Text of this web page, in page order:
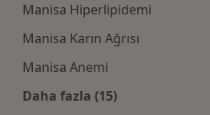
Manisa Hiperlipidemi
Manisa Karın Ağrısı
Manisa Anemi
Daha fazla (15)